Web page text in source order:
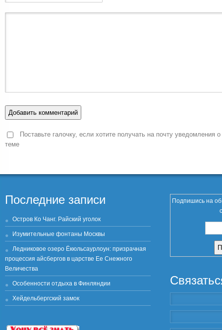
Поставьте галочку, если хотите получать на почту уведомления
теме
Последние записи
Остров Ко Чанг. Райский уголок
Изумительные фонтаны Москвы
Ледниковое озеро Ёкюльсаурлоун: призрачная
процессия айсбергов в царстве Ее Снежного
Величества
Особенности отдыха в Финляндии
Хейдельбергский замок
Подпишись на